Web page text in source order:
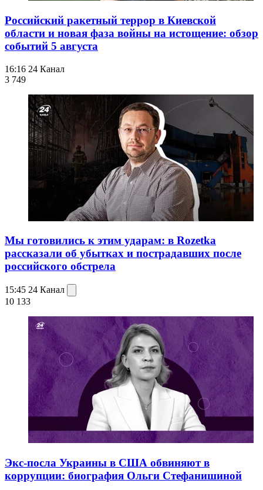
Российский ракетный террор в Киевской
области и новая фаза войны на истощение: обзор
событий 5 августа
16:16 24 Канал
3 749
Мы готовились к этим ударам: в Rozetka
рассказали об убытках и пострадавших после
российского обстрела
15:45 24 Канал
10 133
Экс-посла Украины в США обвиняют в
коррупции: биография Ольги Стефанишиной